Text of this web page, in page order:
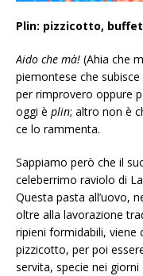
Plin: pizzicotto,
Aido che mà! (Ahia che
piemontese che
per rimprovero oppure
oggi è plin; altro non è
ce lo rammenta.
Sappiamo però che il
celeberrimo raviolo di
Questa pasta all’uovo,
oltre alla lavorazione
ripieni formidabili, viene
pizzicotto, per poi
servita, specie nei